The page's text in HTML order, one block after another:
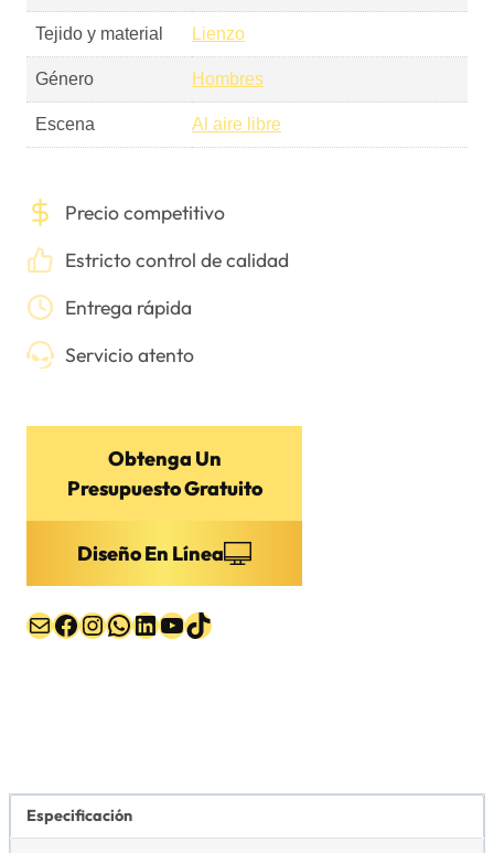
Tejido y material Lienzo
Género Hombres
Escena Al aire libre
Precio competitivo
Estricto control de calidad
Entrega rápida
Servicio atento
Obtenga Un
Presupuesto Gratuito
Diseño En Línea
Correo electrónico
Facebook
Instagram
WhatsApp
LinkedIn
YouTube
TikTok
Especificación